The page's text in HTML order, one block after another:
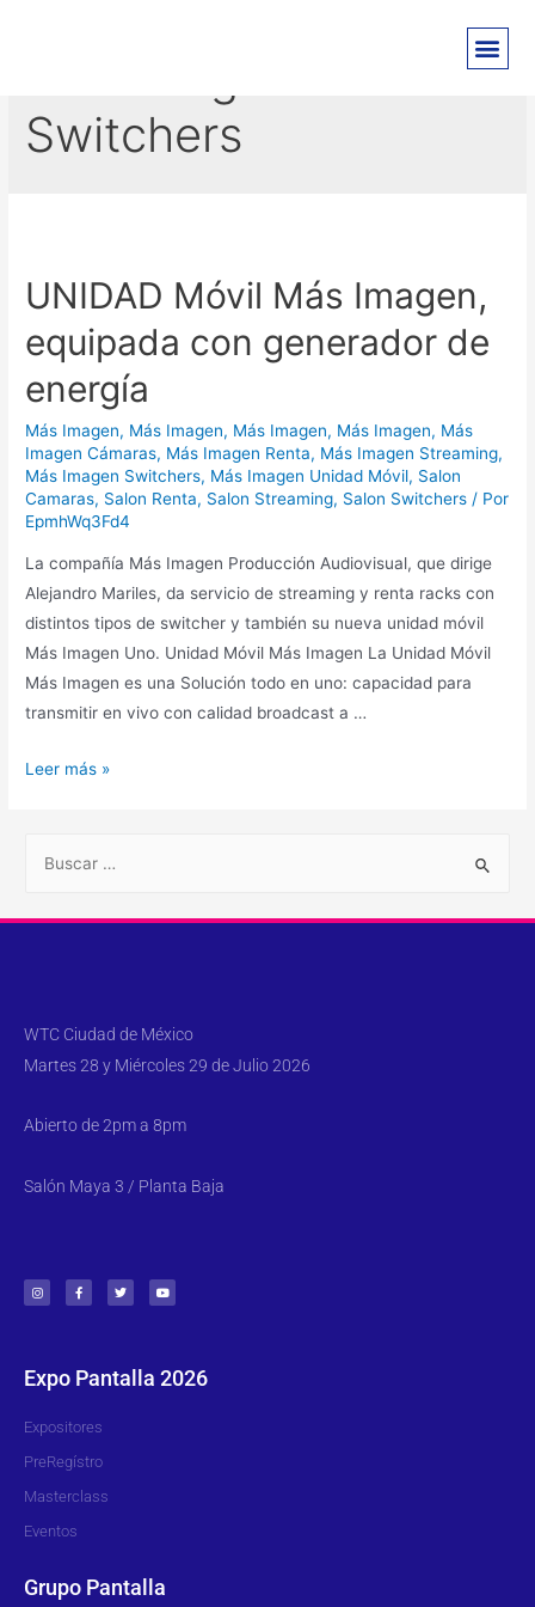
Switchers
UNIDAD Móvil Más Imagen,
equipada con generador de
energía
Más Imagen, Más Imagen, Más Imagen, Más Imagen, Más
Imagen Cámaras, Más Imagen Renta, Más Imagen Streaming,
Más Imagen Switchers, Más Imagen Unidad Móvil, Salon
Camaras, Salon Renta, Salon Streaming, Salon Switchers / Por
EpmhWq3Fd4
La compañía Más Imagen Producción Audiovisual, que dirige
Alejandro Mariles, da servicio de streaming y renta racks con
distintos tipos de switcher y también su nueva unidad móvil
Más Imagen Uno. Unidad Móvil Más Imagen La Unidad Móvil
Más Imagen es una Solución todo en uno: capacidad para
transmitir en vivo con calidad broadcast a …
Leer más »
WTC Ciudad de México
Martes 28 y Miércoles 29 de Julio 2026
Abierto de 2pm a 8pm
Salón Maya 3 / Planta Baja
Expo Pantalla 2026
Expositores
PreRegístro
Masterclass
Eventos
Grupo Pantalla